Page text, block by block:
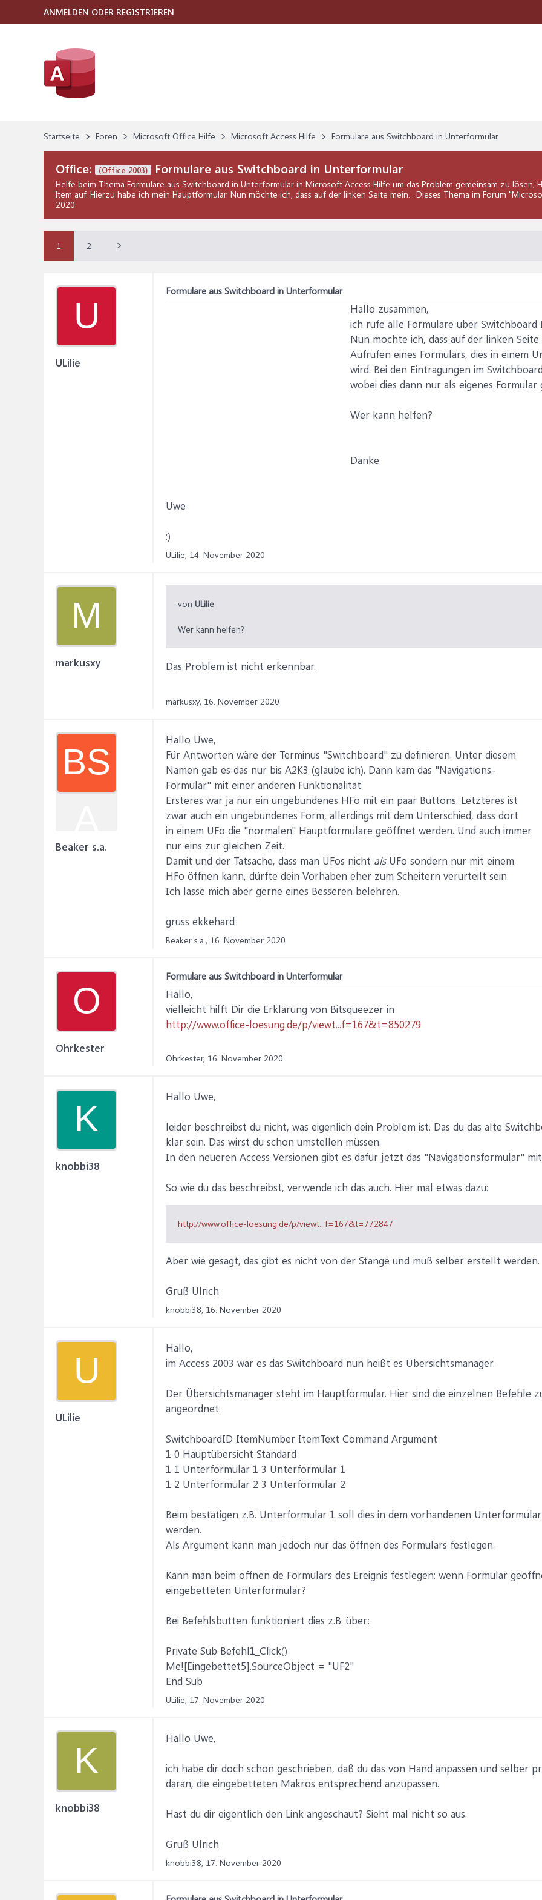
Startseite Foren Microsoft Office Hilfe Microsoft Access Hilfe Formulare aus Switchboard in Unterformular
Office: (Office 2003) Formulare aus Switchboard in Unterformular
Helfe beim Thema Formulare aus Switchboard in Unterformular in Microsoft Access Hilfe um das Problem gemeinsam zu lösen;
Item auf. Hierzu habe ich mein Hauptformular. Nun möchte ich, dass auf der linken Seite mein... Dieses Thema im Forum "
2020.
1 2
U
ULilie
Formulare aus Switchboard in Unterformular
Hallo zusammen,
ich rufe alle Formulare über
Nun möchte ich, dass auf der linken
Aufrufen eines Formulars, dies in einem
wird. Bei den Eintragungen im
wobei dies dann nur als eigenes
Wer kann helfen?
Danke
Uwe
:)
ULilie, 14. November 2020
M
markusxy
von ULilie
Wer kann helfen?
Das Problem ist nicht erkennbar.
markusxy, 16. November 2020
BS
Beaker s.a.
Hallo Uwe,
Für Antworten wäre der Terminus "Switchboard" zu definieren. Unter diesem
Namen gab es das nur bis A2K3 (glaube ich). Dann kam das "Navigations-
Formular" mit einer anderen Funktionalität.
Ersteres war ja nur ein ungebundenes HFo mit ein paar Buttons. Letzteres ist
zwar auch ein ungebundenes Form, allerdings mit dem Unterschied, dass dort
in einem UFo die "normalen" Hauptformulare geöffnet werden. Und auch immer
nur eins zur gleichen Zeit.
Damit und der Tatsache, dass man UFos nicht alsUFo sondern nur mit einem
HFo öffnen kann, dürfte dein Vorhaben eher zum Scheitern verurteilt sein.
Ich lasse mich aber gerne eines Besseren belehren.
gruss ekkehard
Beaker s.a., 16. November 2020
O
Ohrkester
Formulare aus Switchboard in Unterformular
Hallo,
vielleicht hilft Dir die Erklärung von Bitsqueezer in
http://www.office-loesung.de/p/viewt...f=167&t=850279
Ohrkester, 16. November 2020
K
knobbi38
Hallo Uwe,
leider beschreibst du nicht, was eigenlich dein Problem ist. Das du das alte
klar sein. Das wirst du schon umstellen müssen.
In den neueren Access Versionen gibt es dafür jetzt das "Navigationsformular"
So wie du das beschreibst, verwende ich das auch. Hier mal etwas dazu:
http://www.office-loesung.de/p/viewt...f=167&t=772847
Aber wie gesagt, das gibt es nicht von der Stange und muß selber erstellt werden.
Gruß Ulrich
knobbi38, 16. November 2020
U
ULilie
Hallo,
im Access 2003 war es das Switchboard nun heißt es Übersichtsmanager.
Der Übersichtsmanager steht im Hauptformular. Hier sind die einzelnen Befehle
angeordnet.
SwitchboardID ItemNumber ItemText Command Argument
1 0 Hauptübersicht Standard
1 1 Unterformular 1 3 Unterformular 1
1 2 Unterformular 2 3 Unterformular 2
Beim bestätigen z.B. Unterformular 1 soll dies in dem vorhandenen
werden.
Als Argument kann man jedoch nur das öffnen des Formulars festlegen.
Kann man beim öffnen de Formulars des Ereignis festlegen: wenn Formular
eingebetteten Unterformular?
Bei Befehlsbutten funktioniert dies z.B. über:
Private Sub Befehl1_Click()
Me![Eingebettet5].SourceObject = "UF2"
End Sub
ULilie, 17. November 2020
K
knobbi38
Hallo Uwe,
ich habe dir doch schon geschrieben, daß du das von Hand anpassen und selber
daran, die eingebetteten Makros entsprechend anzupassen.
Hast du dir eigentlich den Link angeschaut? Sieht mal nicht so aus.
Gruß Ulrich
knobbi38, 17. November 2020
ANMELDEN ODER REGISTRIEREN